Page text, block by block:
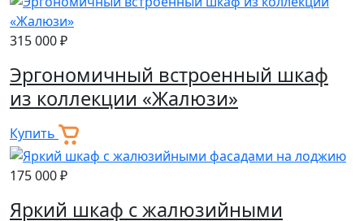
315 000 ₽
Эргономичный встроенный шкаф
из коллекции «Жалюзи»
Купить
175 000 ₽
Яркий шкаф с жалюзийными